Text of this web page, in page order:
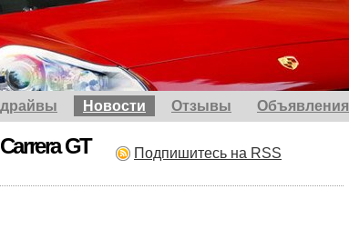
драйвы Новости Отзывы Объявления
GT Подпишитесь на RSS